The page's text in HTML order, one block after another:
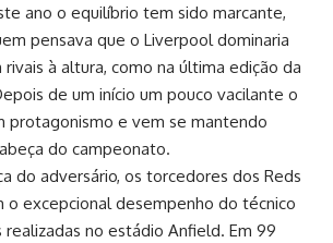
ano o equilíbrio tem sido marcante,
pensava que o Liverpool dominaria
rivais à altura, como na última edição da
de um início um pouco vacilante o
protagonismo e vem se mantendo
do campeonato.
do adversário, os torcedores dos Reds
o excepcional desempenho do técnico
no estádio Anfield. Em 99